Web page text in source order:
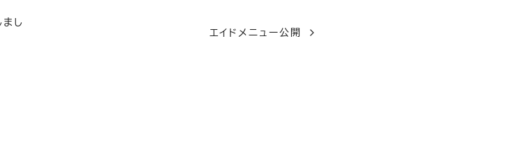
し
エイドメニュー公開